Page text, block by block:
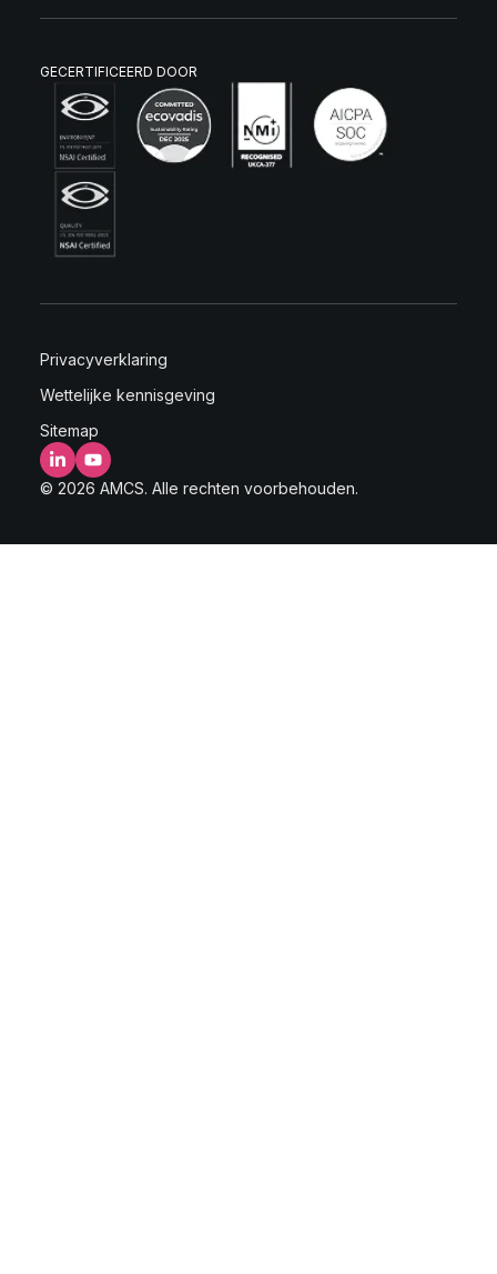
GECERTIFICEERD DOOR
Privacyverklaring
Wettelijke kennisgeving
Sitemap
LinkedInYouTube
© 2026 AMCS. Alle rechten voorbehouden.